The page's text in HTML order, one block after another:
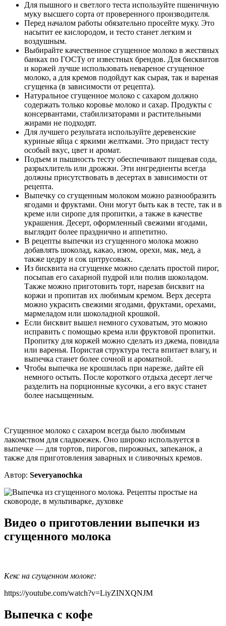
Для пышного и светлого теста используйте пшеничную
муку высшего сорта от проверенного производителя.
Перед началом работы обязательно просейте муку. Это
насытит ее кислородом, и тесто станет легким и
воздушным.
Выбирайте качественное сгущенное молоко в жестяных
банках по ГОСТу от известных брендов. Для бисквитов
и коржей лучше использовать невареное сгущенное
молоко, а для кремов подойдут как сырая, так и вареная
сгущенка (в зависимости от рецепта).
Натуральное сгущенное молоко с сахаром должно
содержать только коровье молоко и сахар. Продукты с
консервантами, стабилизаторами и растительными
жирами не подходят.
Для лучшего результата используйте деревенские
куриные яйца с яркими желтками. Это придаст тесту
особый вкус, цвет и аромат.
Подъем и пышность тесту обеспечивают пищевая сода,
разрыхлитель или дрожжи. Эти ингредиенты всегда
должны присутствовать в десертах в зависимости от
рецепта.
Выпечку со сгущенным молоком можно разнообразить
ягодами и фруктами. Они могут быть как в тесте, так и в
креме или сиропе для пропитки, а также в качестве
украшения. Десерт, оформленный свежими ягодами,
выглядит более празднично и аппетитно.
В рецепты выпечки из сгущенного молока можно
добавлять шоколад, какао, изюм, орехи, мак, мед, а
также цедру и сок цитрусовых.
Из бисквита на сгущенке можно сделать простой пирог,
посыпав его сахарной пудрой или полив шоколадом.
Также можно приготовить торт, нарезав бисквит на
коржи и пропитав их любимым кремом. Верх десерта
можно украсить свежими ягодами, фруктами, орехами,
мармеладом или шоколадной крошкой.
Если бисквит вышел немного суховатым, это можно
исправить с помощью крема или фруктовой пропитки.
Пропитку для коржей можно сделать из джема, повидла
или варенья. Пористая структура теста впитает влагу, и
выпечка станет более сочной и ароматной.
Чтобы выпечка не крошилась при нарезке, дайте ей
немного остыть. После короткого отдыха десерт легче
разделить на порционные кусочки, а его вкус станет
более насыщенным.
Сгущенное молоко с сахаром всегда было любимым
лакомством для сладкоежек. Оно широко используется в
выпечке — для тортов, пирогов, пирожных, запеканок, а
также для приготовления заварных и сливочных кремов.
Автор: Severyanochka
Видео о приготовлении выпечки из
сгущенного молока
Кекс на сгущенном молоке:
https://youtube.com/watch?v=LiyZINXQNJM
Выпечка с кофе